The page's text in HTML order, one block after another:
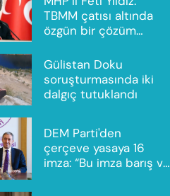
TBMM çatısı altında
özgün bir çözüm
Gülistan Doku
soruşturmasında iki
dalgıç tutuklandı
DEM Parti'den
çerçeve yasaya 16
imza: “Bu imza barış ve